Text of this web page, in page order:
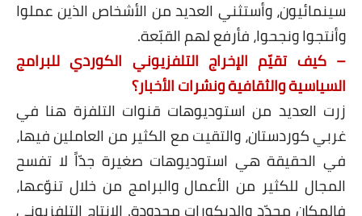
سينمائيون، وأستثني العديد من الأشخاص الذين عملوا
وأنتجوا ونجحوا، فأرفع لهم القبّعة.
– كيف تقيّم الإخراج التلفزيوني الكوردي للبرامج
السياسية والثقافية ونشرات الأخبار؟
زرت العديد من استوديوهات قنوات التلفزة هنا في
غربي كوردستان، والتقيت مع الكثير من العاملين فيها،
في الحقيقة هي استوديوهات صغيرة جدّاً لا تفسح
المجال للكثير من الأعمال والبرامج من خلال تنوّعها،